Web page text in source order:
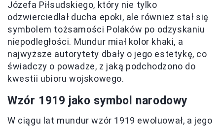
Józefa Piłsudskiego, który nie tylko
odzwierciedlał ducha epoki, ale również stał się
symbolem tożsamości Polaków po odzyskaniu
niepodległości. Mundur miał kolor khaki, a
najwyższe autorytety dbały o jego estetykę, co
świadczy o powadze, z jaką podchodzono do
kwestii ubioru wojskowego.
Wzór 1919 jako symbol narodowy
W ciągu lat mundur wzór 1919 ewoluował, a jego